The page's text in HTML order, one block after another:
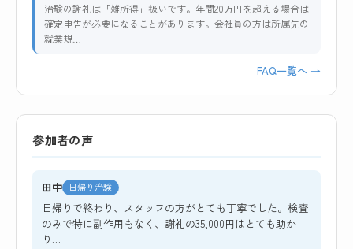
治験の謝礼は「雑所得」扱いです。年間20万円を超える場合は
確定申告が必要になることがあります。会社員の方は所属先の
就業規…
FAQ一覧へ →
参加者の声
田中 日帰り治験
日帰りで終わり、スタッフの方がとても丁寧でした。検査
のみで特に副作用もなく、謝礼の35,000円はとても助か
り…